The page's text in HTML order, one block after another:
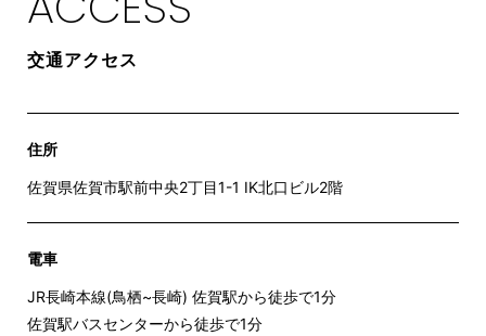
交通アクセス
住所
佐賀県佐賀市駅前中央2丁目1-1 IK北口ビル2階
電車
JR長崎本線(鳥栖~長崎) 佐賀駅から徒歩で1分
佐賀駅バスセンターから徒歩で1分